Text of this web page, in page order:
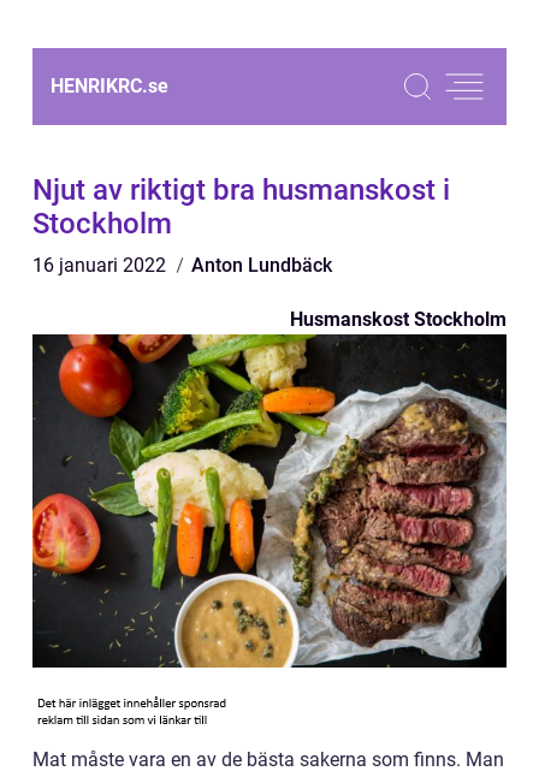
HENRIKRC.se
Njut av riktigt bra husmanskost i
Stockholm
16 januari 2022 Anton Lundbäck
Husmanskost Stockholm
Mat måste vara en av de bästa sakerna som finns. Man